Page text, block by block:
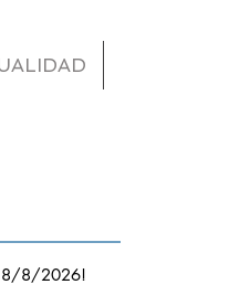
8/8/2026!